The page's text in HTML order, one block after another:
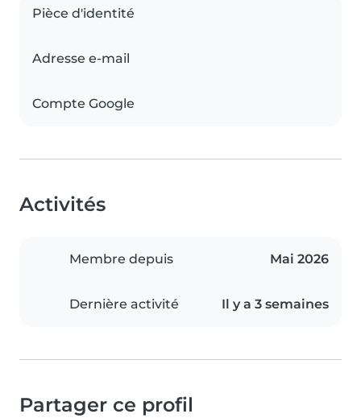
Pièce d'identité
Adresse e-mail
Compte Google
Activités
Membre depuis Mai 2026
Dernière activité Il y a 3 semaines
Partager ce profil